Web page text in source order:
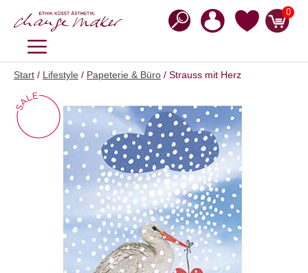
Inhalt
0
MENÜ
Start / Lifestyle / Papeterie & Büro / Strauss mit Herz